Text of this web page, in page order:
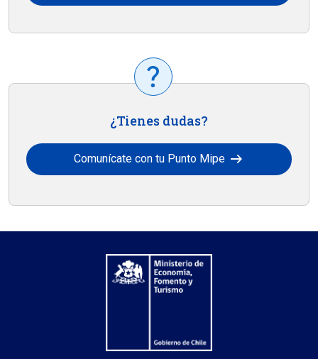
¿Tienes dudas?
Comunícate con tu Punto Mipe arrow_right_alt